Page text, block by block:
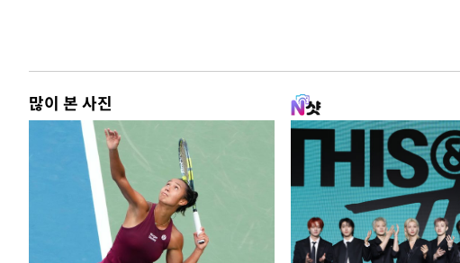
많이 본 사진